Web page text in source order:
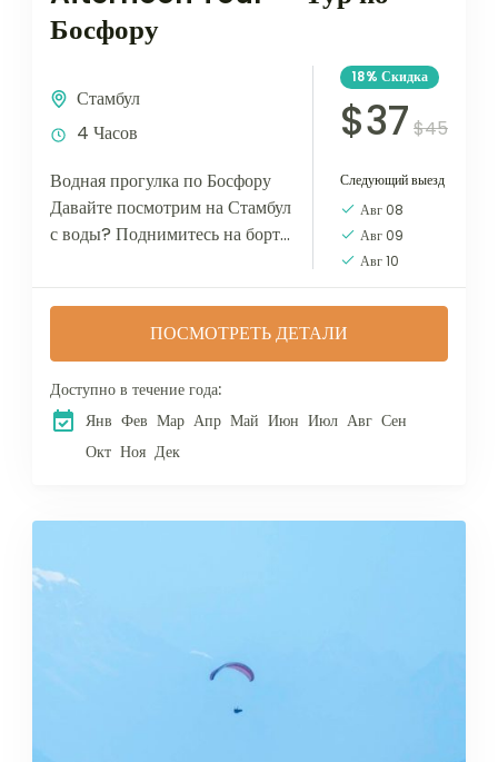
Босфору
Стамбул
4 Часов
Водная прогулка по Босфору
Давайте посмотрим на Стамбул
с воды? Поднимитесь на борт
отправляемся в морскую
прогулку по Босфору. В
18% Скидка
$37 $45
Следующий выезд
Авг 08
Авг 09
Авг 10
ПОСМОТРЕТЬ ДЕТАЛИ
Доступно в течение года:
Янв Фев Мар Апр Май Июн Июл Авг Сен
Окт Ноя Дек